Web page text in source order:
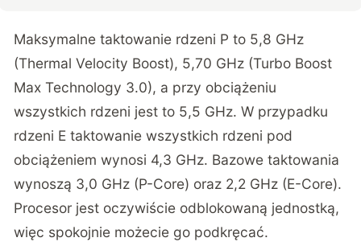
Maksymalne taktowanie rdzeni P to 5,8 GHz
(Thermal Velocity Boost), 5,70 GHz (Turbo Boost
Max Technology 3.0), a przy obciążeniu
wszystkich rdzeni jest to 5,5 GHz. W przypadku
rdzeni E taktowanie wszystkich rdzeni pod
obciążeniem wynosi 4,3 GHz. Bazowe taktowania
wynoszą 3,0 GHz (P-Core) oraz 2,2 GHz (E-Core).
Procesor jest oczywiście odblokowaną jednostką,
więc spokojnie możecie go podkręcać.